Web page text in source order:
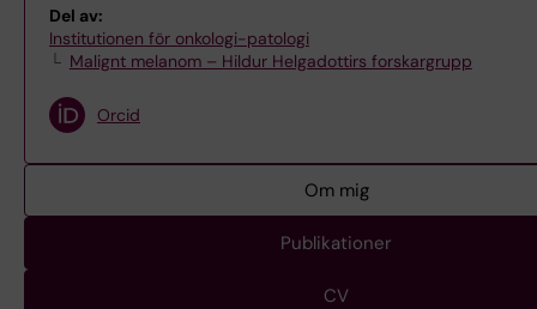
Del av:
Institutionen för onkologi-patologi
Malignt melanom – Hildur Helgadottirs forskargrupp
Orcid
Om mig
Publikationer
CV